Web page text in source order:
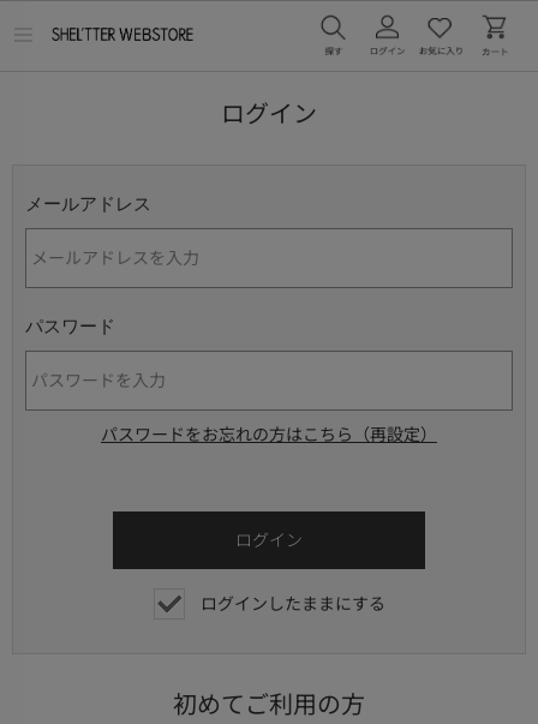
ログイン
メールアドレス
パスワード
パスワードをお忘れの方はこちら（再設定）
ログインしたままにする
初めてご利用の方